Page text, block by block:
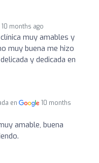
10 months ago
muy amables y
muy buena me hizo
y dedicada en
en
10 months
amable, buena